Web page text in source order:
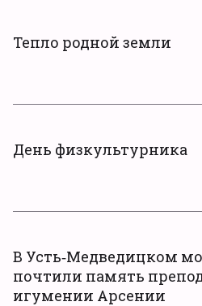
Тепло родной земли
День физкультурника
В Усть‑Медведицком
почтили память
игумении Арсении